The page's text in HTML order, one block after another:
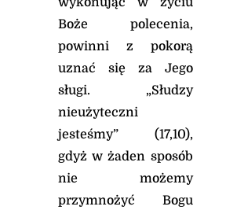
Boże polecenia,
powinni z pokorą
uznać się za Jego
sługi. „Słudzy
nieużyteczni
jesteśmy” (17,10),
gdyż w żaden sposób
nie możemy
przymnożyć Bogu